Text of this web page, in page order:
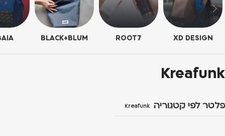
XD DESIGN
ROOT7
BLACK+BLUM
Kreafunk
פלטר לפי קטגוריה Kreafunk